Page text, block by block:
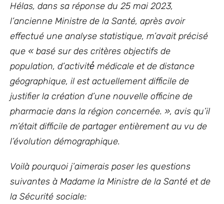
Hélas, dans sa réponse du 25 mai 2023,
l’ancienne Ministre de la Santé, après avoir
effectué une analyse statistique, m’avait précisé
que « basé sur des critères objectifs de
population, d’activité́ médicale et de distance
géographique, il est actuellement difficile de
justifier la création d’une nouvelle officine de
pharmacie dans la région concernée. », avis qu’il
m’était difficile de partager entièrement au vu de
l’évolution démographique.
Voilà pourquoi j’aimerais poser les questions
suivantes à Madame la Ministre de la Santé et de
la Sécurité sociale: